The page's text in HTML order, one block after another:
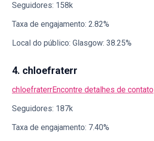
Seguidores: 158k
Taxa de engajamento: 2.82%
Local do público: Glasgow: 38.25%
4. chloefraterr
chloefraterrEncontre detalhes de contato
Seguidores: 187k
Taxa de engajamento: 7.40%